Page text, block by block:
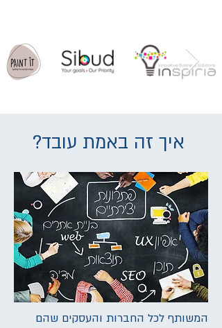
המשותף לכל החברות והעסקים שהם